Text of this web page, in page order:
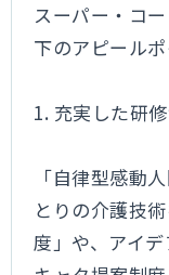
スーパー・コ
下のアピールポ
1. 充実した研
「自律型感動
とりの介護技
度」や、アイ